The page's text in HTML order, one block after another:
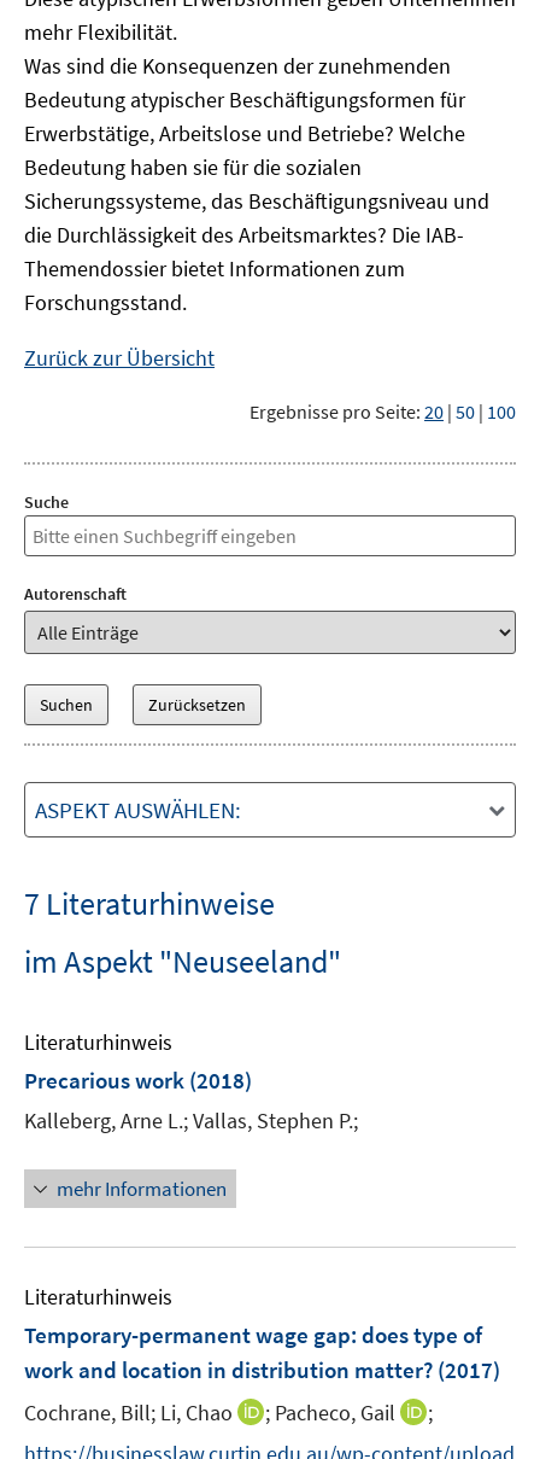
mehr Flexibilität.
Was sind die Konsequenzen der zunehmenden
Bedeutung atypischer Beschäftigungsformen für
Erwerbstätige, Arbeitslose und Betriebe? Welche
Bedeutung haben sie für die sozialen
Sicherungssysteme, das Beschäftigungsniveau und
die Durchlässigkeit des Arbeitsmarktes? Die IAB-
Themendossier bietet Informationen zum
Forschungsstand.
Zurück zur Übersicht
Ergebnisse pro Seite: 20 | 50 | 100
Suche
Autorenschaft
ASPEKT AUSWÄHLEN:
7 Literaturhinweise
im Aspekt "Neuseeland"
Literaturhinweis
Precarious work (2018)
Kalleberg, Arne L.;Vallas, Stephen P.;
mehr Informationen
Literaturhinweis
Temporary-permanent wage gap: does type of
work and location in distribution matter? (2017)
Cochrane, Bill; Li, Chao
I; Pacheco, Gail
I
n
;